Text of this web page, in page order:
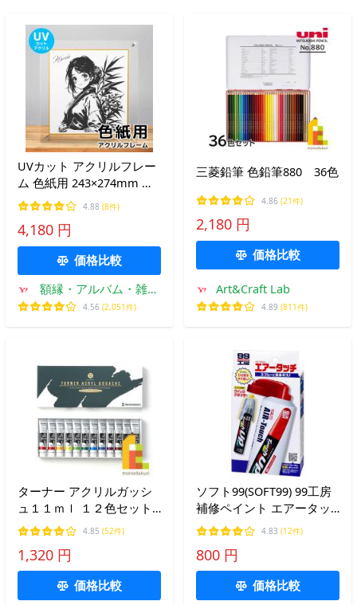
UVカット アクリルフレー
ム 色紙用 243×274mm 額
縁 クリア スタンド
4.88 (8件)
4,180 円
価格比較
額縁・アルバム・雑貨
の老舗 万丈
4.56 (2,051件)
三菱鉛筆 色鉛筆880 36色
4.86 (21件)
2,180 円
価格比較
Art&Craft Lab
4.89 (811件)
ターナー アクリルガッシ
ュ１１ｍｌ １２色セット
AG12C
4.85 (52件)
1,320 円
価格比較
ソフト99(SOFT99) 99工房
補修ペイント エアータッ
チ タッチアップペン用ス
プレーアタッチメント(塗
装用) 09000
4.83 (12件)
800 円
価格比較